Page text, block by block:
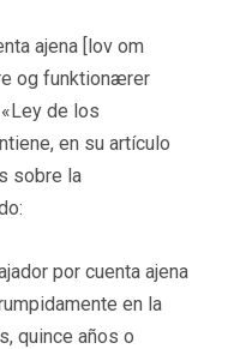
ajena [lov om
og funktionærer
de los
en su artículo
sobre la
por cuenta ajena
en la
quince años o